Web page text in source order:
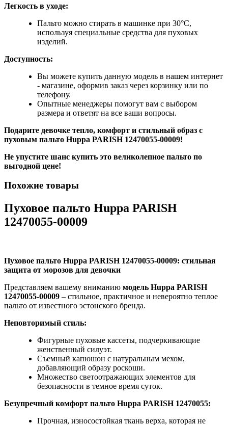
Легкость в уходе:
Пальто можно стирать в машинке при 30°C,
используя специальные средства для пуховых
изделий.
Доступность:
Вы можете купить данную модель в нашем интернет
- магазине, оформив заказ через корзинку или по
телефону.
Опытные менеджеры помогут вам с выбором
размера и ответят на все ваши вопросы.
Подарите девочке тепло, комфорт и стильный образ с
пуховым пальто Huppa PARISH 12470055-00009!
Не упустите шанс купить это великолепное пальто по
выгодной цене!
Похожие товары
Пуховое пальто Huppa PARISH
12470055-00009
Пуховое пальто Huppa PARISH 12470055-00009: стильная
защита от морозов для девочки
Представляем вашему вниманию модель Huppa PARISH
12470055-00009 – стильное, практичное и невероятно теплое
пальто от известного эстонского бренда.
Неповторимый стиль:
Фигурные пуховые кассеты, подчеркивающие
женственный силуэт.
Съемный капюшон с натуральным мехом,
добавляющий образу роскоши.
Множество светоотражающих элементов для
безопасности в темное время суток.
Безупречный комфорт пальто Huppa PARISH 12470055:
Прочная, износостойкая ткань верха, которая не